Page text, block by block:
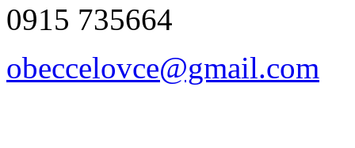
0915 735664
obeccelovce@gmail.com